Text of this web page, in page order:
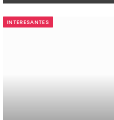
INTERESANTES